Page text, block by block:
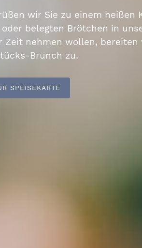
wir Sie zu einem heißen
belegten Brötchen in
Zeit nehmen wollen, bereiten
Brunch zu.
SPEISEKARTE